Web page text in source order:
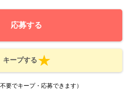
応募する
キープする
不要でキープ・応募できます）